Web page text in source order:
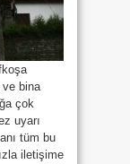
ve bina
çok
uyarı
tüm bu
iletişime